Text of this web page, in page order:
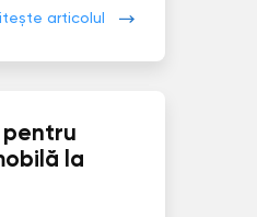
articolul
pentru
la